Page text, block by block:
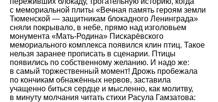
с мемориальной плиты «Вечная память героям земли
Тюменской — защитникам блокадного Ленинграда»
сняли покрывало, в небе, прямо над изголовьем
монумента «Мать-Родина» Пискарёвского
мемориального комплекса появился клин птиц. Такое
нельзя заранее прописать в сценарии. Птицы
появились по собственному желанию. И надо же:
в самый торжественный момент! Дрожь пробежала
по кончикам обнажённых нервов, заставила
учащенно биться сердце и мысленно, как молитву,
в минуту молчания читать стихи Расула Гамзатова: